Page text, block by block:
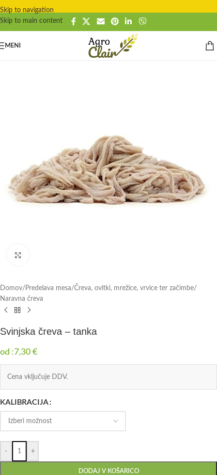
Skip to navigation
Skip to main content
MENI
Domov/ Predelava mesa/Čreva, ovitki, mrežice, vrvice ter začimbe/
Naravna čreva
Svinjska čreva – tanka
od :7,30 €
Cena vključuje DDV.
KALIBRACIJA
- +
DODAJ V KOŠARICO